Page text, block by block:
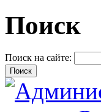
Поиск
Поиск на сайте: